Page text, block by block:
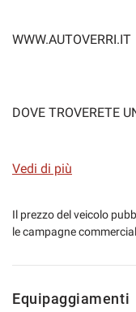
WWW.AUTOVERRI.IT
DOVE TROVERETE
PRONTA CONSEGNA
AUTOVERRI SI
USATE ANCHE PER
SI PROPRIO COSI
Vedi di più
Il prezzo del veicolo
le campagne
Equipaggiamenti